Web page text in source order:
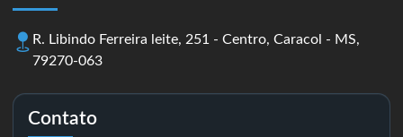
R. Libindo Ferreira leite, 251 - Centro, Caracol - MS,
79270-063
Contato